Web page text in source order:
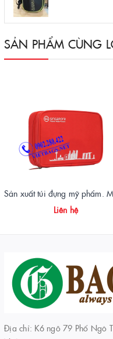
SẢN PHẨM CÙNG
Liên hệ
Địa chỉ: K6 ngõ 79 Phố Ngô